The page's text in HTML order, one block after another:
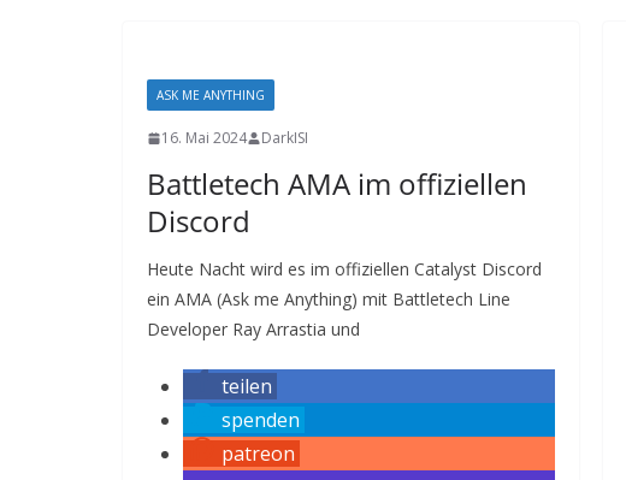
ASK ME ANYTHING
16. Mai 2024 DarkISI
Battletech AMA im offiziellen
Discord
Heute Nacht wird es im offiziellen Catalyst Discord
ein AMA (Ask me Anything) mit Battletech Line
Developer Ray Arrastia und
teilen
spenden
patreon